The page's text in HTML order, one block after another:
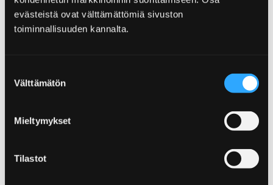
evästeistä ovat välttämättömiä sivuston
toiminnallisuuden kannalta.
valinta
Välttämätön
Mieltymykset
Tilastot